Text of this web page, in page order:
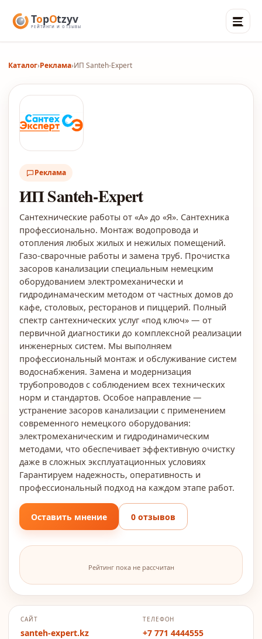
Каталог›Реклама›ИП Santeh-Expert
Реклама
ИП Santeh-Expert
Сантехнические работы от «А» до «Я». Сантехника
профессионально. Монтаж водопровода и
отопления любых жилых и нежилых помещений.
Газо-сварочные работы и замена труб. Прочистка
засоров канализации специальным немецким
оборудованием электромеханически и
гидродинамаческим методом от частных домов до
кафе, столовых, ресторанов и пиццерий. Полный
спектр сантехнических услуг «под ключ» — от
первичной диагностики до комплексной реализации
инженерных систем. Мы выполняем
профессиональный монтаж и обслуживание систем
водоснабжения. Замена и модернизация
трубопроводов с соблюдением всех технических
норм и стандартов. Особое направление —
устранение засоров канализации с применением
современного немецкого оборудования:
электромеханическим и гидродинамическим
методами, что обеспечивает эффективную очистку
даже в сложных эксплуатационных условиях
Гарантируем надежность, оперативность и
профессиональный подход на каждом этапе работ.
Оставить мнение 0 отзывов
Рейтинг пока не рассчитан
САЙТ
santeh-expert.kz
ТЕЛЕФОН
+7 771 4444555